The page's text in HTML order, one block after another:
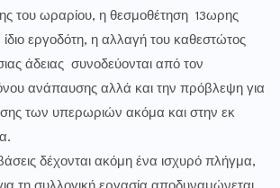
του ωραρίου, η θεσμοθέτηση 13ωρης
εργοδότη, η αλλαγή του καθεστώτος
άδειας συνοδεύονται από τον
ανάπαυσης αλλά και την πρόβλεψη για
των υπερωριών ακόμα και στην εκ
δέχονται ακόμη ένα ισχυρό πλήγμα,